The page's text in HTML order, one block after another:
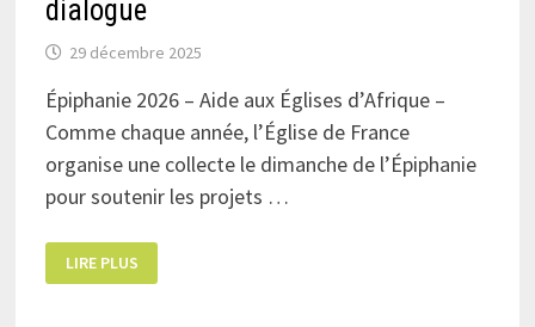
dialogue
29 décembre 2025
Épiphanie 2026 – Aide aux Églises d’Afrique –
Comme chaque année, l’Église de France
organise une collecte le dimanche de l’Épiphanie
pour soutenir les projets …
PROMOUVOIR
LA
RENCONTRE
LIRE PLUS